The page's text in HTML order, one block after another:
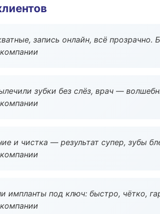
запись онлайн, всё прозрачно.
зубки без слёз, врач —
и чистка — результат супер, зубы
импланты под ключ: быстро, чётко,